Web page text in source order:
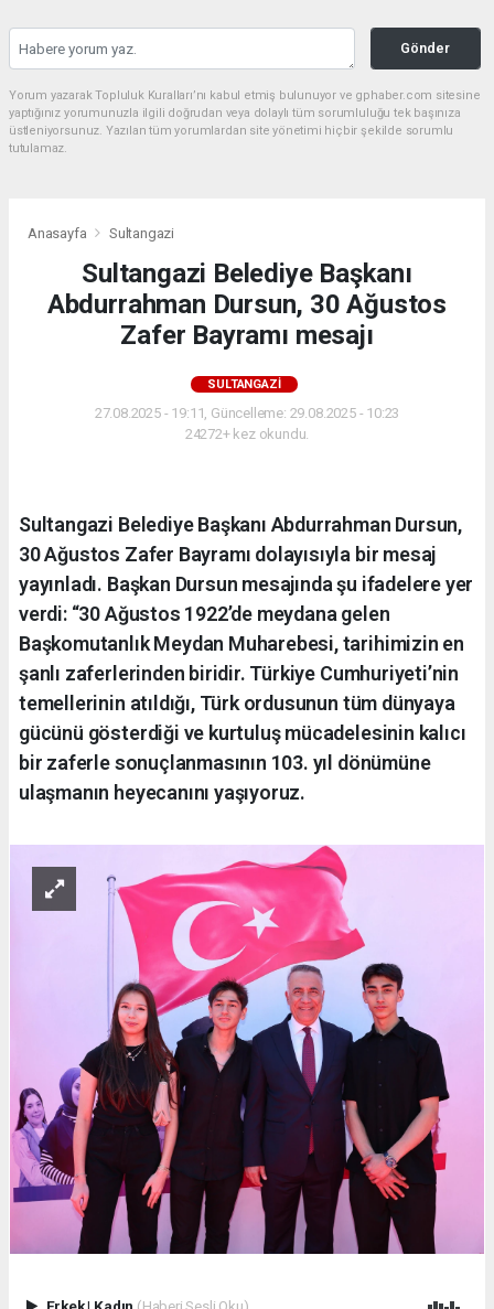
Gönder
Yorum yazarak Topluluk Kuralları’nı kabul etmiş bulunuyor ve gphaber.com sitesine
yaptığınız yorumunuzla ilgili doğrudan veya dolaylı tüm sorumluluğu tek başınıza
üstleniyorsunuz. Yazılan tüm yorumlardan site yönetimi hiçbir şekilde sorumlu
tutulamaz.
Anasayfa Sultangazi
Sultangazi Belediye Başkanı
Abdurrahman Dursun, 30 Ağustos
Zafer Bayramı mesajı
SULTANGAZI
27.08.2025 - 19:11, Güncelleme: 29.08.2025 - 10:23
24272+ kez okundu.
Sultangazi Belediye Başkanı Abdurrahman Dursun,
30 Ağustos Zafer Bayramı dolayısıyla bir mesaj
yayınladı. Başkan Dursun mesajında şu ifadelere yer
verdi: “30 Ağustos 1922’de meydana gelen
Başkomutanlık Meydan Muharebesi, tarihimizin en
şanlı zaferlerinden biridir. Türkiye Cumhuriyeti’nin
temellerinin atıldığı, Türk ordusunun tüm dünyaya
gücünü gösterdiği ve kurtuluş mücadelesinin kalıcı
bir zaferle sonuçlanmasının 103. yıl dönümüne
ulaşmanın heyecanını yaşıyoruz.
Erkek| Kadın (Haberi Sesli Oku)